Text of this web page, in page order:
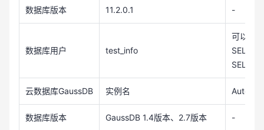
数据库版本 11.2.0.1 -
数据库用户 test_info
可以自
云数据库GaussDB 实例名 Auto-
数据库版本 GaussDB 1.4版本、2.7版本 -